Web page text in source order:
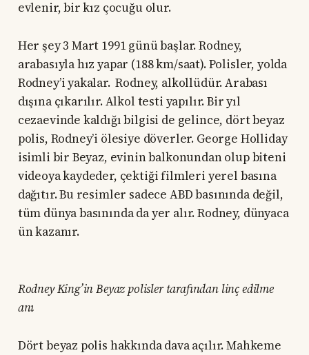
evlenir, bir kız çocuğu olur.
Her şey 3 Mart 1991 günü başlar. Rodney,
arabasıyla hız yapar (188 km/saat). Polisler, yolda
Rodney’i yakalar. Rodney, alkollüdür. Arabası
dışına çıkarılır. Alkol testi yapılır. Bir yıl
cezaevinde kaldığı bilgisi de gelince, dört beyaz
polis, Rodney’i ölesiye döverler. George Holliday
isimli bir Beyaz, evinin balkonundan olup biteni
videoya kaydeder, çektiği filmleri yerel basına
dağıtır. Bu resimler sadece ABD basınında değil,
tüm dünya basınında da yer alır. Rodney, dünyaca
ün kazanır.
Rodney King’in Beyaz polisler tarafından linç edilme
anı
Dört beyaz polis hakkında dava açılır. Mahkeme